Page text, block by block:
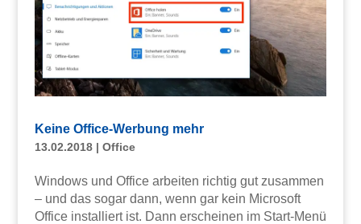
Keine Office-Werbung mehr
13.02.2018| Office
Windows und Office arbeiten richtig gut zusammen
– und das sogar dann, wenn gar kein Microsoft
Office installiert ist. Dann erscheinen im Start-Menü